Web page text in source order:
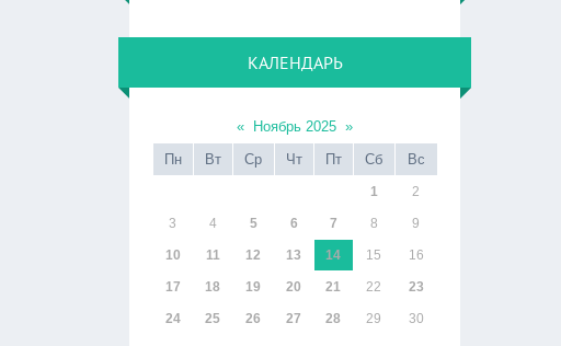
КАЛЕНДАРЬ
« Ноябрь 2025 »
Пн
Вт Ср Чт Пт Сб Вс
1 2
3 4 5 6 7 8 9
10 11 12 13 14 15 16
17 18 19 20 21 22 23
24 25 26 27 28 29 30